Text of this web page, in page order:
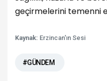
geçirmelerini temenni
Kaynak: Erzincan'ın Sesi
#GÜNDEM